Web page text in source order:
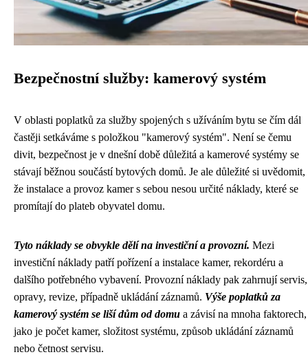
Bezpečnostní služby: kamerový systém
V oblasti poplatků za služby spojených s užíváním bytu se čím dál
častěji setkáváme s položkou "kamerový systém". Není se čemu
divit, bezpečnost je v dnešní době důležitá a kamerové systémy se
stávají běžnou součástí bytových domů. Je ale důležité si uvědomit,
že instalace a provoz kamer s sebou nesou určité náklady, které se
promítají do plateb obyvatel domu.
Tyto náklady se obvykle dělí na investiční a provozní. Mezi
investiční náklady patří pořízení a instalace kamer, rekordéru a
dalšího potřebného vybavení. Provozní náklady pak zahrnují servis,
opravy, revize, případně ukládání záznamů. Výše poplatků za
kamerový systém se liší dům od domu a závisí na mnoha faktorech,
jako je počet kamer, složitost systému, způsob ukládání záznamů
nebo četnost servisu.